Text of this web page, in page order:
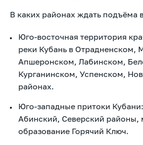
В каких районах ждать подъёма
Юго-восточная территория
реки Кубань в Отрадненском,
Апшеронском, Лабинском,
Курганинском, Успенском,
районах.
Юго-западные притоки
Абинский, Северский районы,
образование Горячий Ключ.